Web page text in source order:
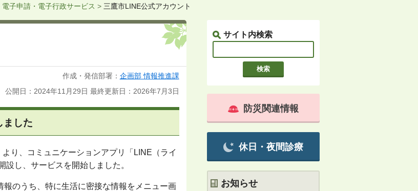
電子申請・電子行政サービス > 三鷹市LINE公式アカウント
サイト内検索
作成・発信部署： 企画部 情報推進課
公開日：2024年11月29日 最終更新日：2026年7月3日
ました
り、コミュニケーションアプリ「LINE（ライ
し、サービスを開始しました。
のうち、特に生活に密接な情報をメニュー画
防災関連情報
休日・夜間診療
お知らせ